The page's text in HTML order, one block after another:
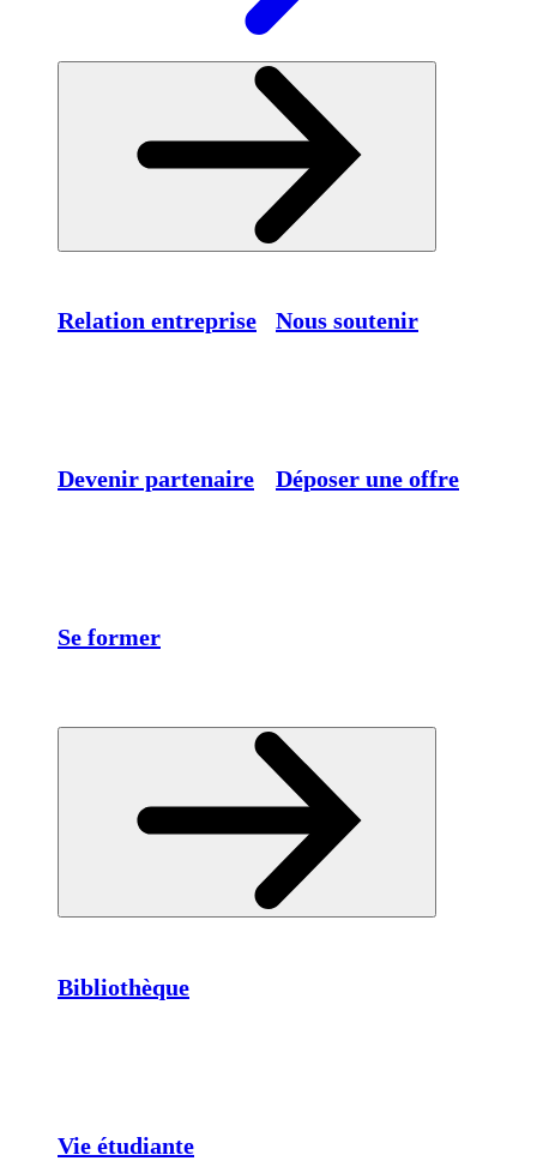
Relation entreprise Nous soutenir
Devenir partenaire Déposer une offre
Se former
Bibliothèque
Vie étudiante